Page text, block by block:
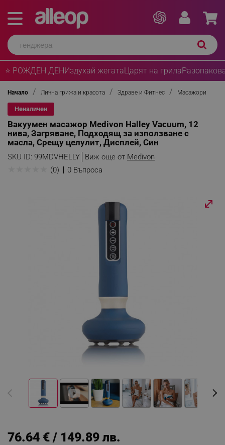
⭐ РОЖДЕН ДЕНИздухай жегатаЦарят на грила
Начало Лична грижа и красота Здраве и Фитнес Масажори
Неналичен
Вакуумен масажор Medivon Halley Vacuum, 12
нива, Загряване, Подходящ за използване с
масла, Срещу целулит, Дисплей, Син
SKU ID: 99MDVHELLY Виж още от Medivon
(0) 0 Въпроса
76.64 € / 149.89 лв.